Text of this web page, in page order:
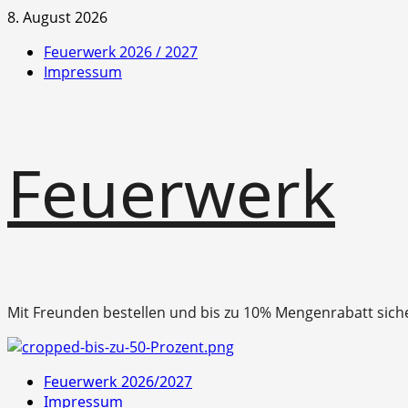
Zum
springen
8. August 2026
Feuerwerk 2026 / 2027
Impressum
Feuerwerk
Mit Freunden bestellen und bis zu 10% Mengenrabatt
Primäres
Menü
Feuerwerk 2026/2027
Impressum